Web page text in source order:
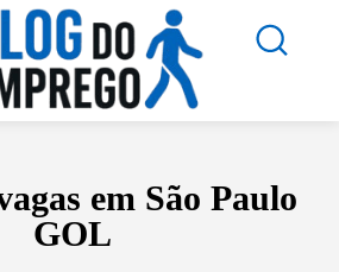
em São Paulo
GOL